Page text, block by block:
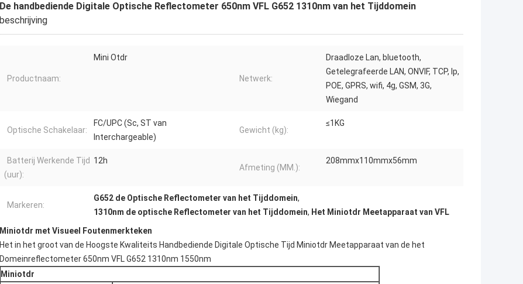
De handbediende Digitale Optische Reflectometer 650nm VFL G652 1310nm van het Tijddomein
beschrijving
Productnaam:
Mini Otdr
Netwerk:
Draadloze Lan, bluetooth,
Getelegrafeerde LAN, ONVIF, TCP, Ip,
POE, GPRS, wifi, 4g, GSM, 3G,
Wiegand
Optische Schakelaar:
FC/UPC (Sc, ST van
Interchargeable)
Gewicht (kg):
≤1KG
Batterij Werkende Tijd
(uur):
12h
Afmeting (MM.):
208mmx110mmx56mm
Markeren:
G652 de Optische Reflectometer van het Tijddomein,
1310nm de optische Reflectometer van het Tijddomein, Het Miniotdr Meetapparaat van VFL
Miniotdr met Visueel Foutenmerkteken
Het in het groot van de Hoogste Kwaliteits Handbediende Digitale Optische Tijd Miniotdr Meetapparaat van de het
Domeinreflectometer 650nm VFL G652 1310nm 1550nm
Miniotdr